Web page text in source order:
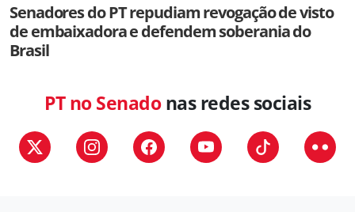
Senadores do PT repudiam revogação de visto
de embaixadora e defendem soberania do
Brasil
PT no Senadonas redes sociais